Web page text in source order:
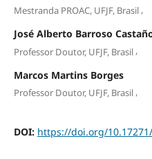
Mestranda PROAC, UFJF, Brasil,
José Alberto Barroso
Professor Doutor, UFJF, Brasil,
Marcos Martins Borges
Professor Doutor, UFJF, Brasil,
DOI: https://doi.org/